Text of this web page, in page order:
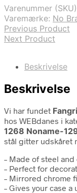
Varenummer
Varemærke: No
Previous Product
Next Product
Beskrivelse
Beskrivelse
Vi har fundet
hos WEBdanes i
1268 Noname-
stål gitter udskåret
– Made of steel
– Perfect for
– Mirrored chrome
– Gives your case a